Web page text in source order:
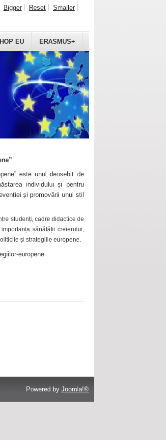
EU ERASMUS+
Bigger Reset Smaller
este unul deosebit de
individului și pentru
și promovării unui stil
studenți, cadre didactice de
sănătății creierului,
și strategiile europene.
europene
Powered by Joomla!®